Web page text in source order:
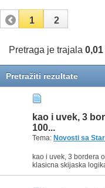
1 2
Pretraga je trajala 0,01
Pretražiti rezultate
kao i uvek, 3
100...
Tema: Novosti sa
kao i uvek, 3 bordera
klasicna skijaska